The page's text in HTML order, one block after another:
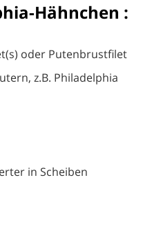
Hähnchen :
oder Putenbrustfilet
z.B. Philadelphia
in Scheiben